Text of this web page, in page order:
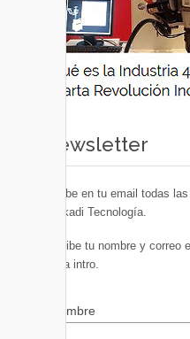
Newsletter
Recibe en tu email todas
Euskadi Tecnología.
Escribe tu nombre y correo
pulsa intro.
Nombre